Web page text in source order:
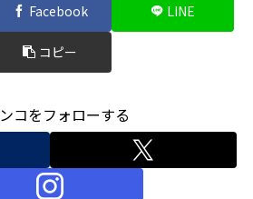
Facebook LINE
コピー
コをフォローする